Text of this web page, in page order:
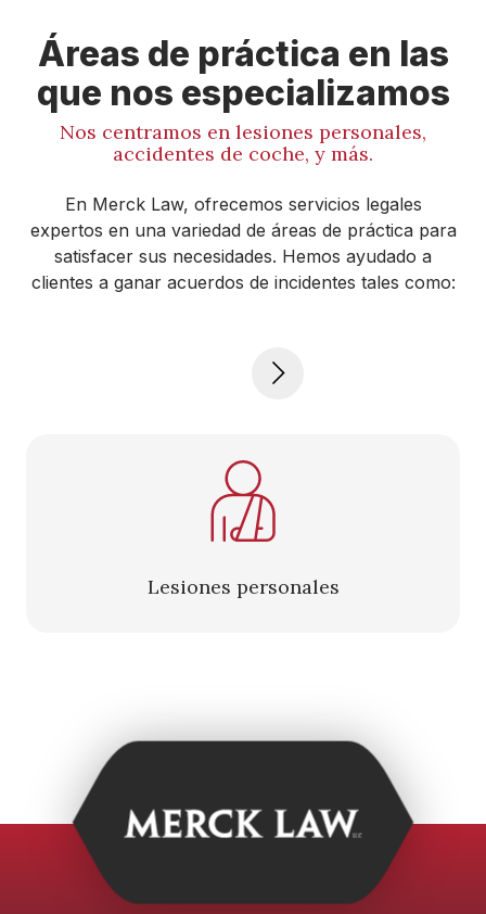
emocionales y psicológicas. Esto podría implicar
accidentes de coche, resbalones y caídas, negligencia
médica, lesiones en el lugar de trabajo o daños
causados por productos defectuosos. Si no está seguro
de si su situación cumple los requisitos, estamos aquí
para ayudarle. Póngase en contacto con nosotros para
Áreas de práctica en las
que nos especializamos
Nos centramos en lesiones personales,
accidentes de coche, y más.
En Merck Law, ofrecemos servicios legales
expertos en una variedad de áreas de práctica para
satisfacer sus necesidades. Hemos ayudado a
clientes a ganar acuerdos de incidentes tales como:
Lesiones personales